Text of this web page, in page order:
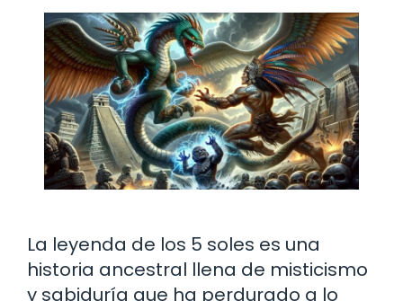
La leyenda de los 5 soles es una
historia ancestral llena de misticismo
y sabiduría que ha perdurado a lo